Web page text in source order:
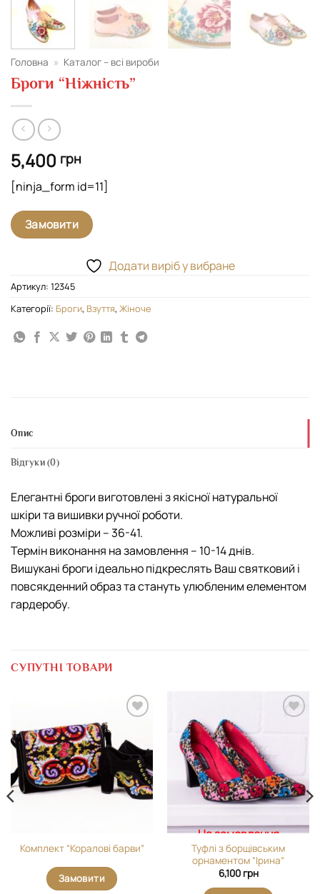
Головна » Каталог – всі вироби
Броги “Ніжність”
5,400 грн
[ninja_form id=11]
Замовити
Додати виріб у вибране
Артикул: 12345
Категорії: Броги, Взуття, Жіноче
Опис
Відгуки (0)
Елегантні броги виготовлені з якісної натуральної
шкіри та вишивки ручної роботи.
Можливі розміри – 36-41.
Термін виконання на замовлення – 10-14 днів.
Вишукані броги ідеально підкреслять Ваш святковий і
повсякденний образ та стануть улюбленим елементом
гардеробу.
СУПУТНІ ТОВАРИ
вибране
Комплект “Коралові барви”
Замовити
На замовлення
Туфлі з борщівським
орнаментом “Ірина”
6,100 грн